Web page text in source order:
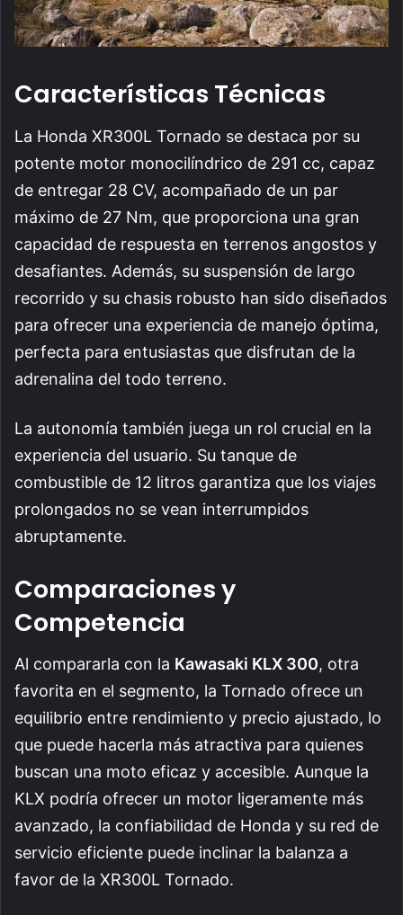
Características Técnicas
La Honda XR300L Tornado se destaca por su
potente motor monocilíndrico de 291 cc, capaz
de entregar 28 CV, acompañado de un par
máximo de 27 Nm, que proporciona una gran
capacidad de respuesta en terrenos angostos y
desafiantes. Además, su suspensión de largo
recorrido y su chasis robusto han sido diseñados
para ofrecer una experiencia de manejo óptima,
perfecta para entusiastas que disfrutan de la
adrenalina del todo terreno.
La autonomía también juega un rol crucial en la
experiencia del usuario. Su tanque de
combustible de 12 litros garantiza que los viajes
prolongados no se vean interrumpidos
abruptamente.
Comparaciones y
Competencia
Al compararla con la Kawasaki KLX 300, otra
favorita en el segmento, la Tornado ofrece un
equilibrio entre rendimiento y precio ajustado, lo
que puede hacerla más atractiva para quienes
buscan una moto eficaz y accesible. Aunque la
KLX podría ofrecer un motor ligeramente más
avanzado, la confiabilidad de Honda y su red de
servicio eficiente puede inclinar la balanza a
favor de la XR300L Tornado.